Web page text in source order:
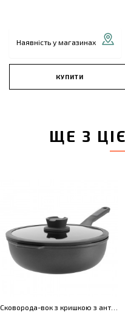
Наявність у магазинах
КУПИТИ
ЩЕ З